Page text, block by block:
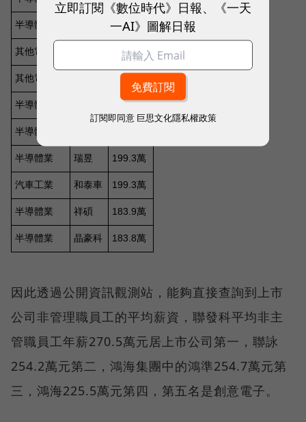
因此透過公開資訊觀測站，能夠直接查詢到上市
公司非管理職員工的平均薪資，聯發科平均非主
管職員工年薪270.5萬元居上市公司第一，聯詠
254.2萬元第二，鴻海集團中的鴻準254.7萬元第
三，鴻海225.5萬元第四，第五名是創意電子。
立即訂閱《數位時代》日報、《一天
一AI》圖解日報
訂閱即同意 巨思文化隱私權政策